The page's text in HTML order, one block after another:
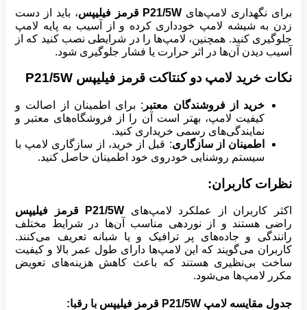
برای نگهداری لامپ‌های P21/5W قرمز فیلیپس
، باید از دست
زدن به شیشه لامپ خودداری کرده و از آسیب به پایه لامپ
جلوگیری کنید. همچنین، لامپ‌ها را در شرایطی نصب کنید که از
آسیب دیدن آن‌ها در اثر حرارت یا فشار جلوگیری شود.
نکات خرید لامپ دو کنتاکت قرمز فیلیپس P21/5W
خرید از فروشندگان معتبر : برای اطمینان از اصالت و
کیفیت لامپ، بهتر است آن را از فروشگاه‌های معتبر و
نمایندگی‌های رسمی خریداری کنید.
اطمینان از سازگاری: قبل از خرید، از سازگاری لامپ با
سیستم روشنایی خودروی خود اطمینان حاصل کنید.
نظرات کاربران:
اکثر کاربران از عملکرد لامپ‌های P21/5W قرمز فیلیپس
راضی هستند و از نوردهی مناسب آن‌ها در شرایط مختلف
رانندگی و جاده‌های پر ترافیک و یا شبانه تعریف می‌کنند.
کاربران می‌گویند که این لامپ‌ها دارای طول عمر بالا و کیفیت
ساخت بی‌نظیری هستند که باعث کاهش هزینه‌های تعویض
مکرر لامپ‌ها می‌شود.
جدول مقایسه لامپ P21/5W قرمز فیلیپس با رقبا: